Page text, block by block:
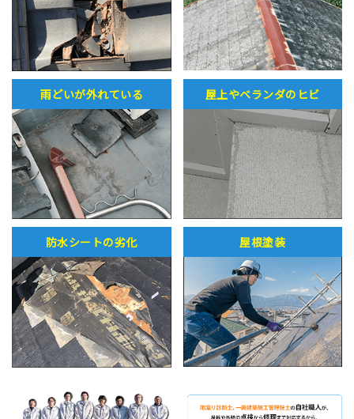
雨どいが外れている 屋上やベランダのヒビ
防水シートの劣化 屋根塗装